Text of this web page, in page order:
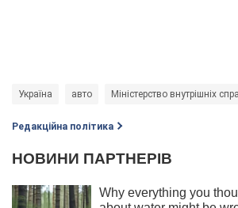
Україна авто Міністерство внутрішніх
Редакційна політика